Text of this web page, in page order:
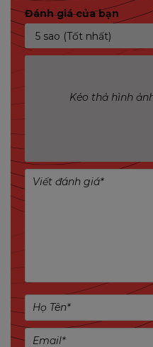
Kết nối tự động
nhanh chóng, dễ
dõi hệ thống mọi
dài ngày, đáp ứng
Tương thích chuẩn
với nhiều thương
Đánh giá của bạn
Kéo thả hình